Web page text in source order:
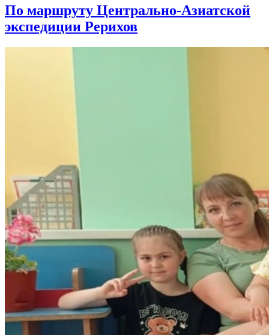
По маршруту Центрально-Азиатской
экспедиции Рерихов